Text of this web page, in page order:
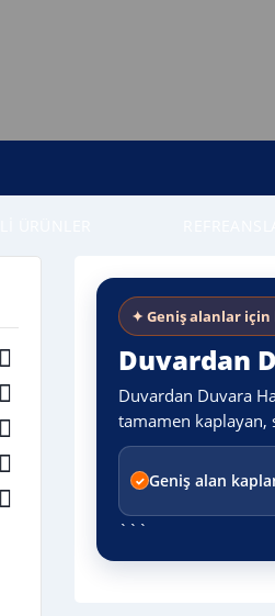





✦ Geniş alanlar
Duvardan
Duvardan Duvara
tamamen kaplayan,
Geniş alan
```